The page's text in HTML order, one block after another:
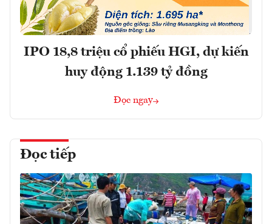
IPO 18,8 triệu cổ phiếu HGI, dự kiến
huy động 1.139 tỷ đồng
Đọc ngay
Đọc tiếp